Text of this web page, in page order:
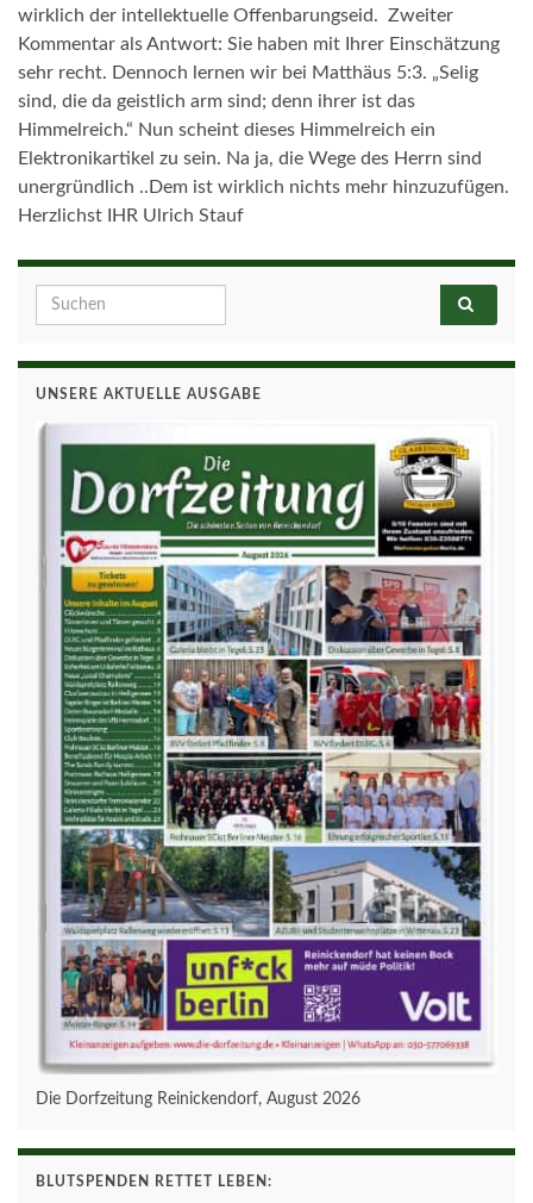
wirklich der intellektuelle Offenbarungseid. Zweiter
Kommentar als Antwort: Sie haben mit Ihrer Einschätzung
sehr recht. Dennoch lernen wir bei Matthäus 5:3. „Selig
sind, die da geistlich arm sind; denn ihrer ist das
Himmelreich.“ Nun scheint dieses Himmelreich ein
Elektronikartikel zu sein. Na ja, die Wege des Herrn sind
unergründlich ..Dem ist wirklich nichts mehr hinzuzufügen.
Herzlichst IHR Ulrich Stauf
Search for:
UNSERE AKTUELLE AUSGABE
Die Dorfzeitung Reinickendorf, August 2026
BLUTSPENDEN RETTET LEBEN: